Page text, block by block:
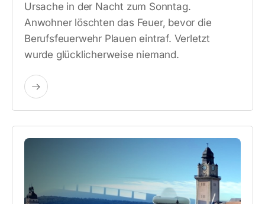
Ursache in der Nacht zum Sonntag.
Anwohner löschten das Feuer, bevor die
Berufsfeuerwehr Plauen eintraf. Verletzt
wurde glücklicherweise niemand.